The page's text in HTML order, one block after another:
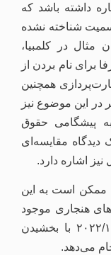
داشته باشد که
شناخته نشده
مثال در کلمبیا،
برای نام بردن از
همچنین
این موضوع نیز
پیشگامی حقوق
دیدگاه مقایسه‌ای
اشاره دارد.
ممکن است به این
هنجاری موجود
را جابه‌جا می‌کند که در واقع قانون ۲۰۲۲/۱۹ با بخشیدن
می‌دهد.